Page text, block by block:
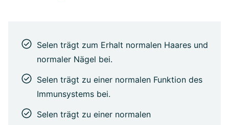
Selen trägt zum Erhalt normalen Haares und
normaler Nägel bei.
Selen trägt zu einer normalen Funktion des
Immunsystems bei.
Selen trägt zu einer normalen